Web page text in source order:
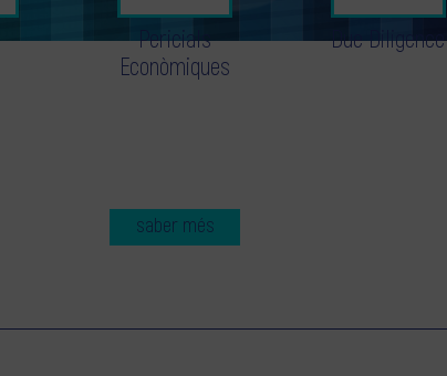
Pericials
Econòmiques
Due Diligence
saber més